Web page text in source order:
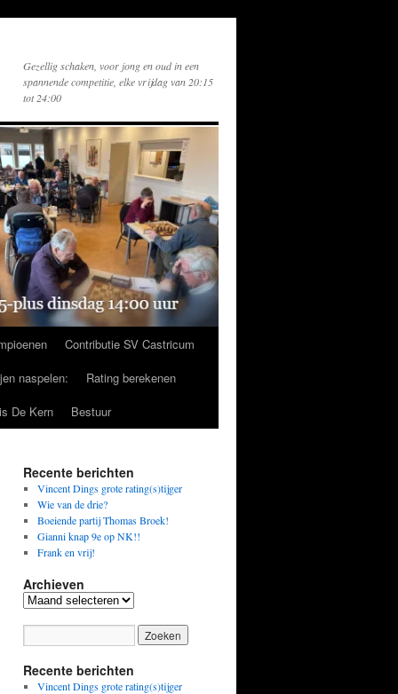
Gezellig schaken, voor jong en oud in een
spannende competitie, elke vrijdag van 20:15
tot 24:00
Contributie SV Castricum
naspelen:
Rating berekenen
De Kern Bestuur
Recente berichten
Vincent Dings grote rating(s)tijger
Wie van de drie?
Boeiende partij Thomas Broek!
Gianni knap 9e op NK!!
Frank en vrij!
Archieven
Archieven
Recente berichten
Vincent Dings grote rating(s)tijger